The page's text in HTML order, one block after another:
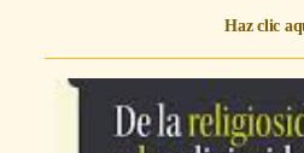
Haz clic